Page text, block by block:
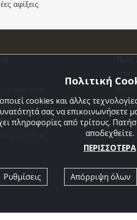
αφίξεις
Μου
Όροι
Πολιτική
cookies και άλλες
σας να επικοινωνήσετε
πληροφορίες από τρίτους.
αποδεχθείτε.
ΠΕΡΙΣΣΟΤΕΡΑ
Ρυθμίσεις Απόρριψη όλων